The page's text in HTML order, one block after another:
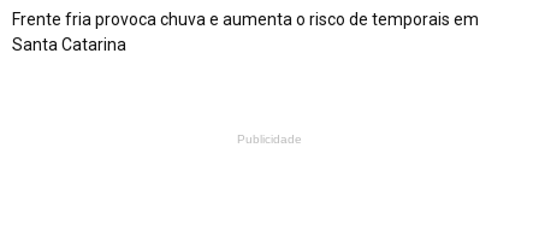
Frente fria provoca chuva e aumenta o risco de temporais em
Santa Catarina
Publicidade